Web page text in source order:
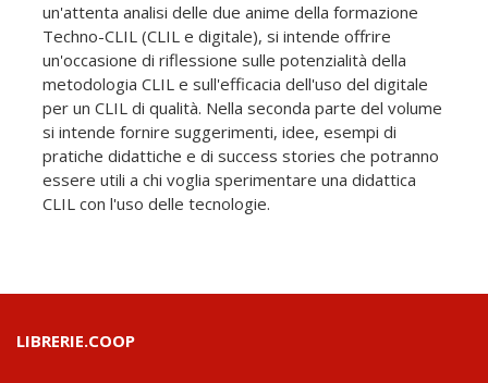
un'attenta analisi delle due anime della formazione
Techno-CLIL (CLIL e digitale), si intende offrire
un'occasione di riflessione sulle potenzialità della
metodologia CLIL e sull'efficacia dell'uso del digitale
per un CLIL di qualità. Nella seconda parte del volume
si intende fornire suggerimenti, idee, esempi di
pratiche didattiche e di success stories che potranno
essere utili a chi voglia sperimentare una didattica
CLIL con l'uso delle tecnologie.
LIBRERIE.COOP